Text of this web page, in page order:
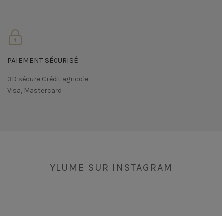
PAIEMENT SÉCURISÉ
3D sécure Crédit agricole
Visa, Mastercard
YLUME SUR INSTAGRAM